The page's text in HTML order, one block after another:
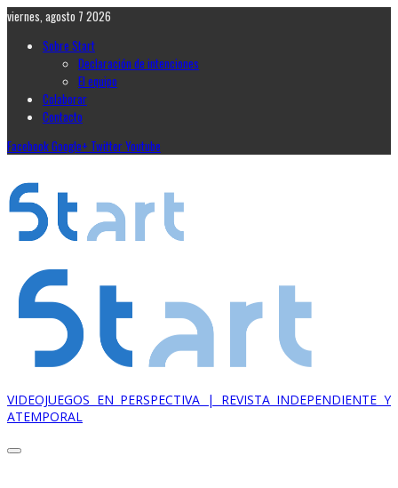
viernes, agosto 7 2026
Sobre Start
Declaración de intenciones
El equipo
Colaborar
Contacto
FacebookGoogle+ TwitterYoutube
VIDEOJUEGOS EN PERSPECTIVA | REVISTA INDEPENDIENTE Y
ATEMPORAL